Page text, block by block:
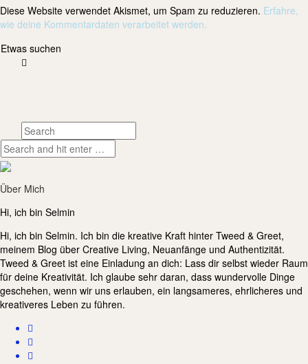
Diese Website verwendet Akismet, um Spam zu reduzieren. Erfahre,
wie deine Kommentardaten verarbeitet werden.
Etwas suchen
Über Mich
Hi, ich bin Selmin
Hi, ich bin Selmin. Ich bin die kreative Kraft hinter Tweed & Greet,
meinem Blog über Creative Living, Neuanfänge und Authentizität.
Tweed & Greet ist eine Einladung an dich: Lass dir selbst wieder Raum
für deine Kreativität. Ich glaube sehr daran, dass wundervolle Dinge
geschehen, wenn wir uns erlauben, ein langsameres, ehrlicheres und
kreativeres Leben zu führen.